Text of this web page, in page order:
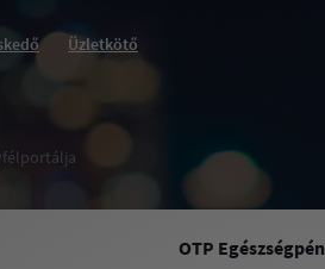
Üzletkötő
OTP